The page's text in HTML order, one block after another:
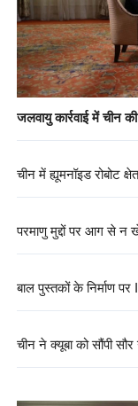
जलवायु कार्रवाई में चीन
चीन में ह्यूमनॉइड रोबोट
परमाणु मुद्दों पर आग से न
बाल पुस्तकों के निर्माण
चीन ने क्यूबा को सौंपी